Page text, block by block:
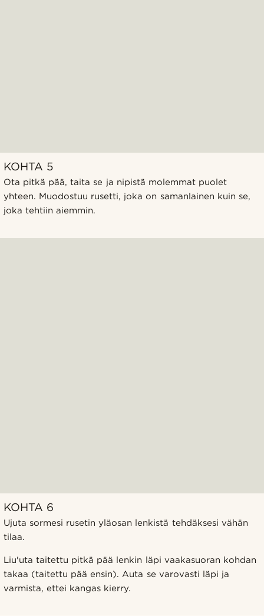
KOHTA 5
Ota pitkä pää, taita se ja nipistä molemmat puolet
yhteen. Muodostuu rusetti, joka on samanlainen kuin se,
joka tehtiin aiemmin.
KOHTA 6
Ujuta sormesi rusetin yläosan lenkistä tehdäksesi vähän
tilaa.
Liu'uta taitettu pitkä pää lenkin läpi vaakasuoran kohdan
takaa (taitettu pää ensin). Auta se varovasti läpi ja
varmista, ettei kangas kierry.